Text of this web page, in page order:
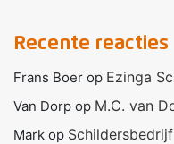
Recente reacties
Frans Boer op Ezinga
Van Dorp op M.C. van
Mark op